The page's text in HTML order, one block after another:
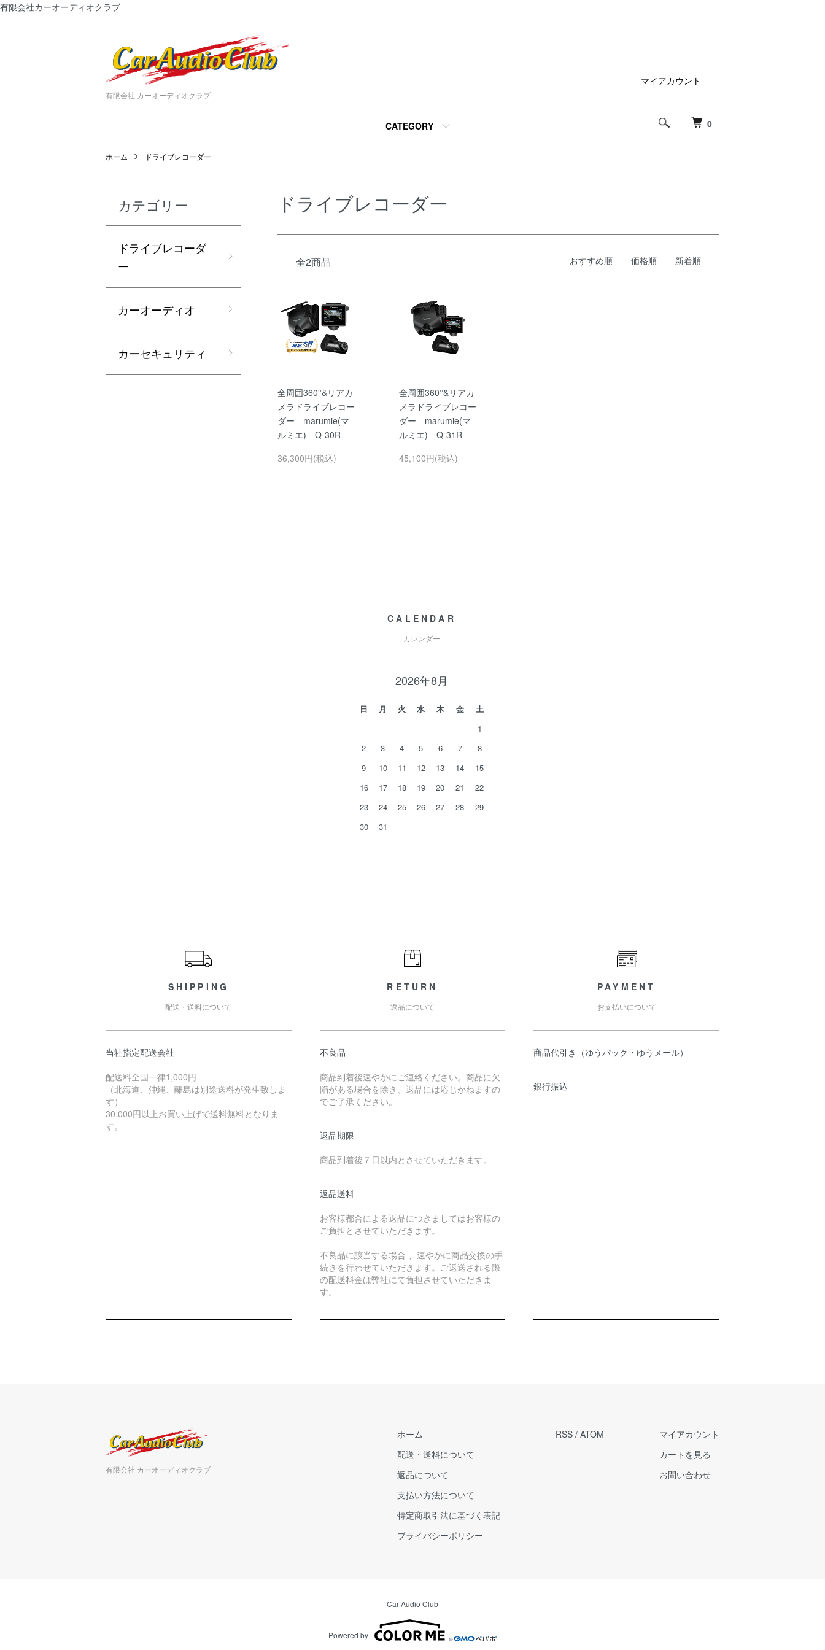
有限会社カーオーディオクラブ
有限会社 カーオーディオクラブ
0
CATEGORY
マイアカウント
ホーム ドライブレコーダー
ドライブレコーダー
全2商品 おすすめ順 価格順 新着順
全周囲360°&リアカ
メラドライブレコー
ダー marumie(マ
ルミエ) Q-30R
36,300円(税込)
全周囲360°&リアカ
メラドライブレコー
ダー marumie(マ
ルミエ) Q-31R
45,100円(税込)
カテゴリー
ドライブレコーダ
ー
カーオーディオ
カーセキュリティ
CALENDAR
カレンダー
2026年8月
日 月 火 水 木 金
土
1
2
3 4 5 6 7
8
9
10 11 12 13 14
15
16
17 18 19 20 21
22
23
24 25 26 27 28
29
30
31
SHIPPING
配送・送料について
当社指定配送会社
配送料全国一律1,000円
（北海道、沖縄、離島は別途送料が発生致しま
す）
30,000円以上お買い上げで送料無料となりま
す。
RETURN
返品について
不良品
商品到着後速やかにご連絡ください。商品に欠
陥がある場合を除き、返品には応じかねますの
でご了承ください。
返品期限
商品到着後７日以内とさせていただきます。
返品送料
お客様都合による返品につきましてはお客様の
ご負担とさせていただきます。
不良品に該当する場合 、速やかに商品交換の手
続きを行わせていただきます。ご返送される際
の配送料金は弊社にて負担させていただきま
す。
PAYMENT
お支払いについて
商品代引き（ゆうパック・ゆうメール）
銀行振込
有限会社 カーオーディオクラブ
ホーム
配送・送料について
返品について
支払い方法について
特定商取引法に基づく表記
プライバシーポリシー
RSS / ATOM
マイアカウント
カートを見る
お問い合わせ
Car Audio Club
Powered by